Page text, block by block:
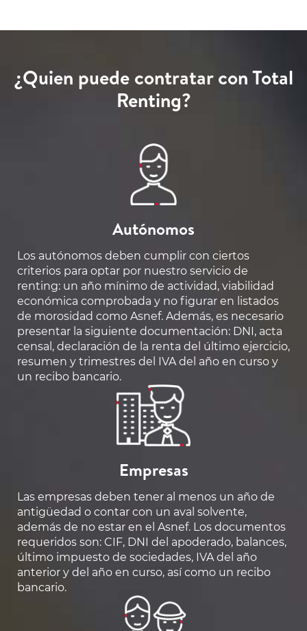
¿Quien puede contratar con Total
Renting?
Autónomos
Los autónomos deben cumplir con ciertos
criterios para optar por nuestro servicio de
renting: un año mínimo de actividad, viabilidad
económica comprobada y no figurar en listados
de morosidad como Asnef. Además, es necesario
presentar la siguiente documentación: DNI, acta
censal, declaración de la renta del último ejercicio,
resumen y trimestres del IVA del año en curso y
un recibo bancario.
Empresas
Las empresas deben tener al menos un año de
antigüedad o contar con un aval solvente,
además de no estar en el Asnef. Los documentos
requeridos son: CIF, DNI del apoderado, balances,
último impuesto de sociedades, IVA del año
anterior y del año en curso, así como un recibo
bancario.